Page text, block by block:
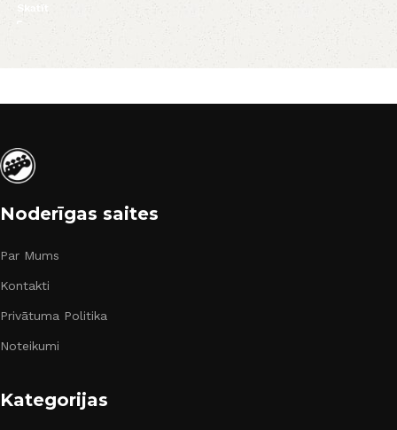
Skatīt
Noderīgas saites
Par Mums
Kontakti
Privātuma Politika
Noteikumi
Kategorijas